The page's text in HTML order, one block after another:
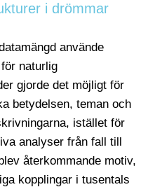
i drömmar
använde
naturlig
gjorde det möjligt för
betydelsen, teman och
istället för
analyser från fall till
återkommande motiv,
kopplingar i tusentals